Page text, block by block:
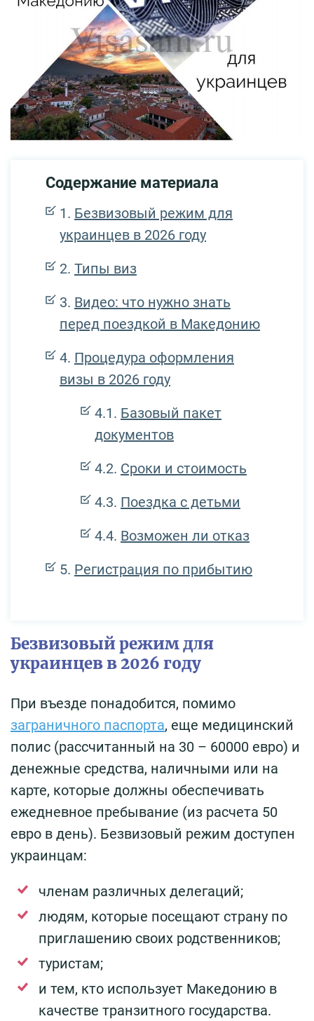
Содержание материала
Безвизовый режим для
украинцев в 2026 году
Типы виз
Видео: что нужно знать
перед поездкой в Македонию
Процедура оформления
визы в 2026 году
Базовый пакет
документов
Сроки и стоимость
Поездка с детьми
Возможен ли отказ
Регистрация по прибытию
Безвизовый режим для
украинцев в 2026 году
При въезде понадобится, помимо
заграничного паспорта, еще медицинский
полис (рассчитанный на 30 – 60000 евро) и
денежные средства, наличными или на
карте, которые должны обеспечивать
ежедневное пребывание (из расчета 50
евро в день). Безвизовый режим доступен
украинцам:
членам различных делегаций;
людям, которые посещают страну по
приглашению своих родственников;
туристам;
и тем, кто использует Македонию в
качестве транзитного государства.